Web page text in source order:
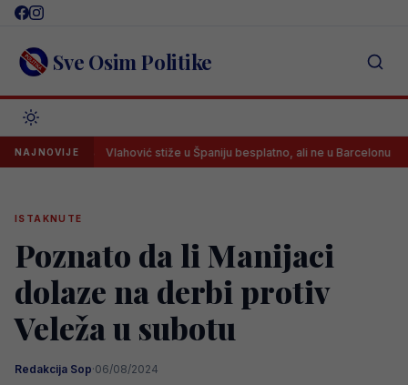
Skip
content Sve Osim Politike
NAJNOVIJEVlahović stiže u Španiju besplatno, ali ne u Barcelonu
ISTAKNUTE
Poznato da li Manijaci
dolaze na derbi protiv
Veleža u subotu
Redakcija Sop·06/08/2024